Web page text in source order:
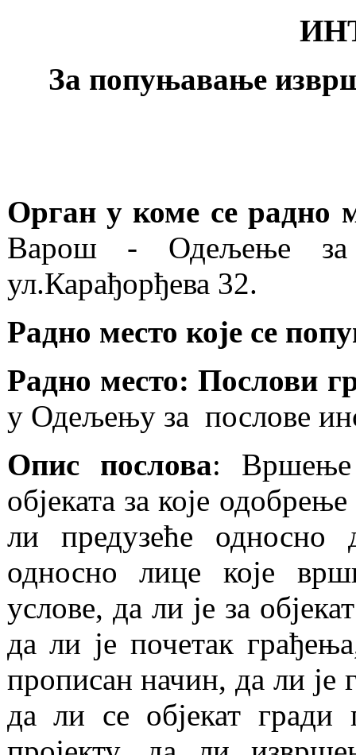
За попуњавање
Орган у коме се радно
Варош - Одељење за
ул.Карађорђева 32.
Радно место које се
Радно место: Послови
у Одељењу за послове
Опис послова: Вршење
објеката за које
ли предузеће односно
односно лице које
услове, да ли је за
да ли је почетак
прописан начин, да ли
да ли се објекат